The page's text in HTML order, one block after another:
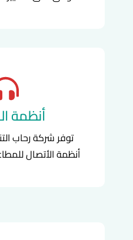
أنظمة
توفر شركة رحاب
أنظمة الأتصال